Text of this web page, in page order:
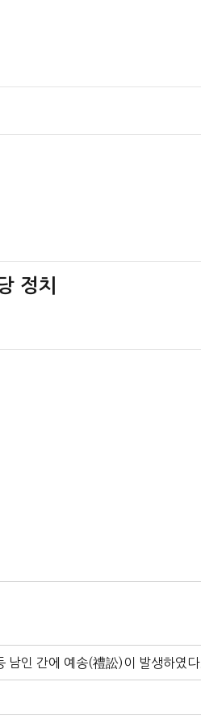
정치
남인 간에 예송(禮訟)이 발생하였다.